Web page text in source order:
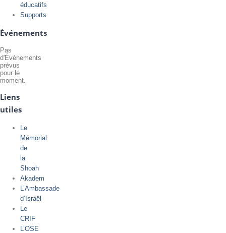
éducatifs
Supports
Événements
Pas
d'Évènements
prévus
pour le
moment.
Liens
utiles
Le
Mémorial
de
la
Shoah
Akadem
L’Ambassade
d’Israël
Le
CRIF
L’OSE